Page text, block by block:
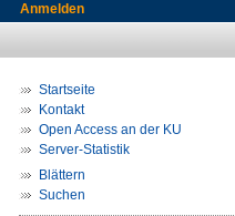
Anmelden
Startseite
Kontakt
Open Access an der KU
Server-Statistik
Blättern
Suchen